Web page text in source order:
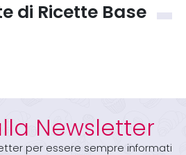
di Ricette Base
Newsletter
per essere sempre informati